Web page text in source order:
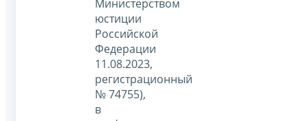
Министерством
юстиции
Российской
Федерации
11.08.2023,
регистрационный
№ 74755),
в